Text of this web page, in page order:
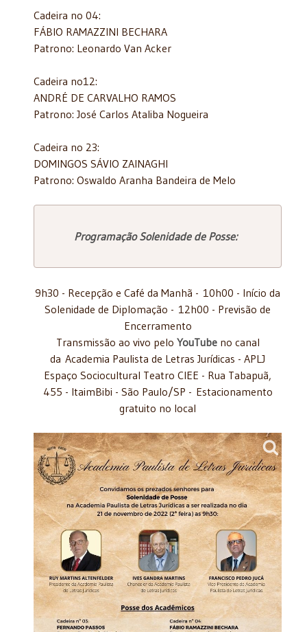
Cadeira no 04:
FÁBIO RAMAZZINI BECHARA
Patrono: Leonardo Van Acker
Cadeira no12:
ANDRÉ DE CARVALHO RAMOS
Patrono: José Carlos Ataliba Nogueira
Cadeira no 23:
DOMINGOS SÁVIO ZAINAGHI
Patrono: Oswaldo Aranha Bandeira de Melo
Programação Solenidade de Posse:
9h30 - Recepção e Café da Manhã - 10h00 - Início da
Solenidade de Diplomação - 12h00 - Previsão de
Encerramento
Transmissão ao vivo pelo YouTubeno canal
da Academia Paulista de Letras Jurídicas - APLJ
Espaço Sociocultural Teatro CIEE - Rua Tabapuã,
455 - ItaimBibi - São Paulo/SP - Estacionamento
gratuito no local